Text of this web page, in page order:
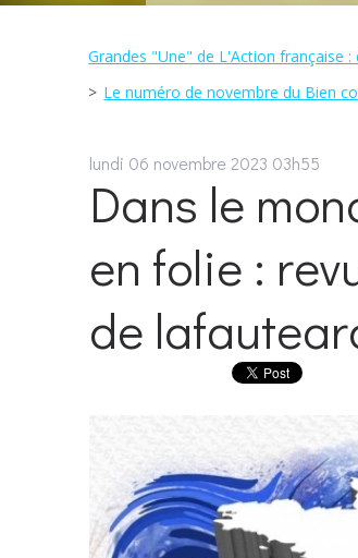
Grandes "Une" de L'Action française
Le numéro de novembre du Bien
lundi 06 novembre 2023 03h55
Dans le
en folie :
de